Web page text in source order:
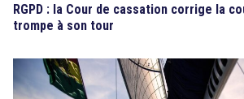
RGPD : la Cour de cassation corrige la
trompe à son tour